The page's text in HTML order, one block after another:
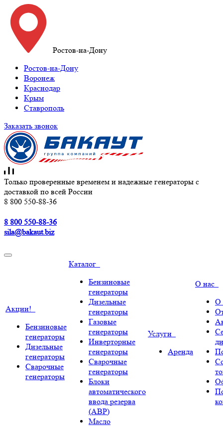
Ростов-на-Дону
Ростов-на-Дону
Воронеж
Краснодар
Крым
Ставрополь
Заказать звонок
Только проверенные временем и надежные генераторы с
доставкой по всей России
8 800 550-88-36
8 800 550-88-36
sila@bakaut.biz
Акции!
Бензиновые
генераторы
Дизельные
генераторы
Сварочные
генераторы
Каталог
Бензиновые
генераторы
Дизельные
генераторы
Газовые
генераторы
Инверторные
генераторы
Сварочные
генераторы
Блоки
автоматического
ввода резерва
(АВР)
Масло
Услуги
Аренда
О нас
О